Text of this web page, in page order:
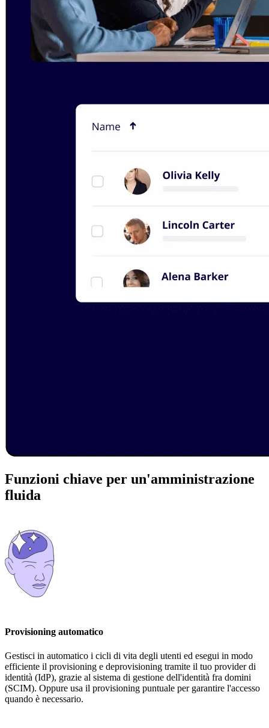
Funzioni chiave per un'amministrazione
fluida
Provisioning automatico
Gestisci in automatico i cicli di vita degli utenti ed esegui in modo
efficiente il provisioning e deprovisioning tramite il tuo provider di
identità (IdP), grazie al sistema di gestione dell'identità fra domini
(SCIM). Oppure usa il provisioning puntuale per garantire l'accesso
quando è necessario.